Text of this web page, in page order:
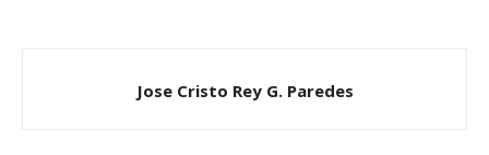
Jose Cristo Rey G. Paredes